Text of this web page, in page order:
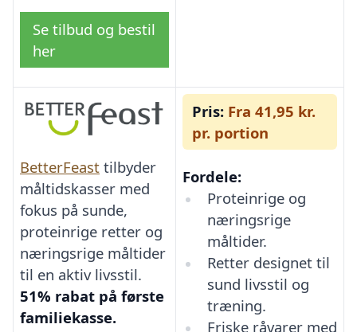
Se tilbud og bestil
her
BetterFeast tilbyder
måltidskasser med
fokus på sunde,
proteinrige retter og
næringsrige måltider
til en aktiv livsstil.
51% rabat på første
familiekasse.
Pris: Fra 41,95 kr.
pr. portion
Fordele:
Proteinrige og
næringsrige
måltider.
Retter designet til
sund livsstil og
træning.
Friske råvarer med